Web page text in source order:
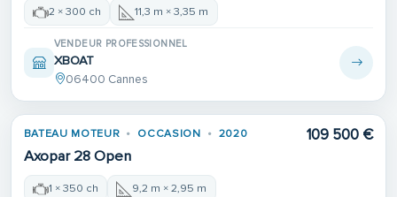
2 × 300 ch 11,3 m × 3,35 m
VENDEUR PROFESSIONNEL
XBOAT
06400 Cannes
BATEAU MOTEUR OCCASION 2020
Axopar 28 Open
109 500 €
1 × 350 ch 9,2 m × 2,95 m